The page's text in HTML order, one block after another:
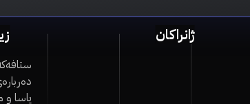
ژانراکان
یاسا و